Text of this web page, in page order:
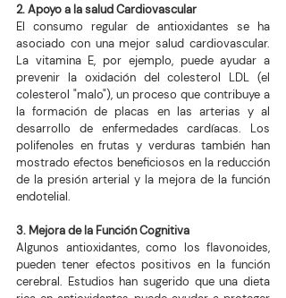
2. Apoyo a la salud Cardiovascular
El consumo regular de antioxidantes se ha
asociado con una mejor salud cardiovascular.
La vitamina E, por ejemplo, puede ayudar a
prevenir la oxidación del colesterol LDL (el
colesterol "malo"), un proceso que contribuye a
la formación de placas en las arterias y al
desarrollo de enfermedades cardíacas. Los
polifenoles en frutas y verduras también han
mostrado efectos beneficiosos en la reducción
de la presión arterial y la mejora de la función
endotelial.
3. Mejora de la Función Cognitiva
Algunos antioxidantes, como los flavonoides,
pueden tener efectos positivos en la función
cerebral. Estudios han sugerido que una dieta